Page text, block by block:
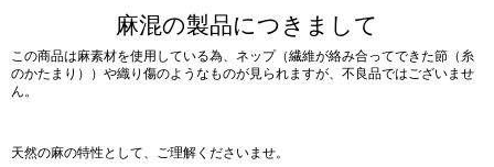
麻混の製品につきまして
この商品は麻素材を使用している為、ネップ（繊維が絡み合ってできた節（糸
のかたまり））や織り傷のようなものが見られますが、不良品ではございませ
ん。
天然の麻の特性として、ご理解くださいませ。